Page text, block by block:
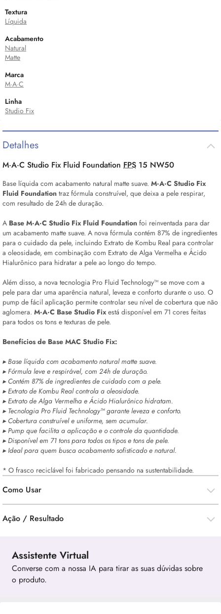
Textura
Líquida
Acabamento
Natural
Matte
Marca
M·A·C
Linha
Studio Fix
Detalhes
M·A·C Studio Fix Fluid Foundation FPS 15 NW50
Base líquida com acabamento natural matte suave. M·A·C Studio Fix
Fluid Foundation traz fórmula construível, que deixa a pele respirar,
com resultado de 24h de duração.
A Base M·A·C Studio Fix Fluid Foundation foi reinventada para dar
um acabamento matte suave. A nova fórmula contém 87% de ingredientes
para o cuidado da pele, incluindo Extrato de Kombu Real para controlar
a oleosidade, em combinação com Extrato de Alga Vermelha e Ácido
Hialurônico para hidratar a pele ao longo do tempo.
Além disso, a nova tecnologia Pro Fluid Technology™ se move com a
pele para dar uma aparência natural, leveza e conforto durante o uso. O
pump de fácil aplicação permite controlar seu nível de cobertura que não
aglomera. M·A·C Base Studio Fix está disponível em 71 cores feitas
para todos os tons e texturas de pele.
Benefícios de Base MAC Studio Fix:
▸ Base líquida com acabamento natural matte suave.
▸ Fórmula leve e respirável, com 24h de duração.
▸ Contém 87% de ingredientes de cuidado com a pele.
▸ Extrato de Kombu Real controla a oleosidade.
▸ Extrato de Alga Vermelha e Ácido Hialurônico hidratam.
▸ Tecnologia Pro Fluid Technology™ garante leveza e conforto.
▸ Cobertura construível e uniforme, sem acumular.
▸ Pump que facilita a aplicação e o controle da quantidade.
▸ Disponível em 71 tons para todos os tipos e tons de pele.
▸ Ideal para quem busca acabamento sofisticado e natural.
* O frasco reciclável foi fabricado pensando na sustentabilidade.
Como Usar
Ação / Resultado
Assistente Virtual
Converse com a nossa IA para tirar as suas dúvidas sobre
o produto.